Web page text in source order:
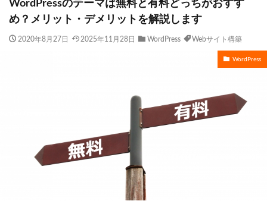
WordPressのテーマは無料と有料どっちがおすす
め？メリット・デメリットを解説します
2020年8月27日 2025年11月28日 WordPress Webサイト構築
WordPress